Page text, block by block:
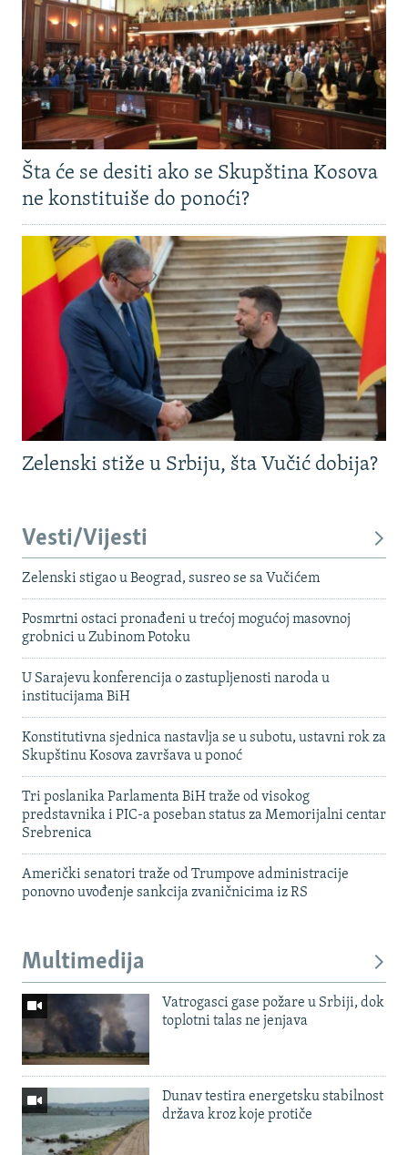
Šta će se desiti ako se Skupština Kosova
ne konstituiše do ponoći?
Zelenski stiže u Srbiju, šta Vučić dobija?
Vesti/Vijesti
Zelenski stigao u Beograd, susreo se sa Vučićem
Posmrtni ostaci pronađeni u trećoj mogućoj masovnoj
grobnici u Zubinom Potoku
U Sarajevu konferencija o zastupljenosti naroda u
institucijama BiH
Konstitutivna sjednica nastavlja se u subotu, ustavni rok za
Skupštinu Kosova završava u ponoć
Tri poslanika Parlamenta BiH traže od visokog
predstavnika i PIC-a poseban status za Memorijalni centar
Srebrenica
Američki senatori traže od Trumpove administracije
ponovno uvođenje sankcija zvaničnicima iz RS
Multimedija
Vatrogasci gase požare u Srbiji, dok
toplotni talas ne jenjava
Dunav testira energetsku stabilnost
država kroz koje protiče